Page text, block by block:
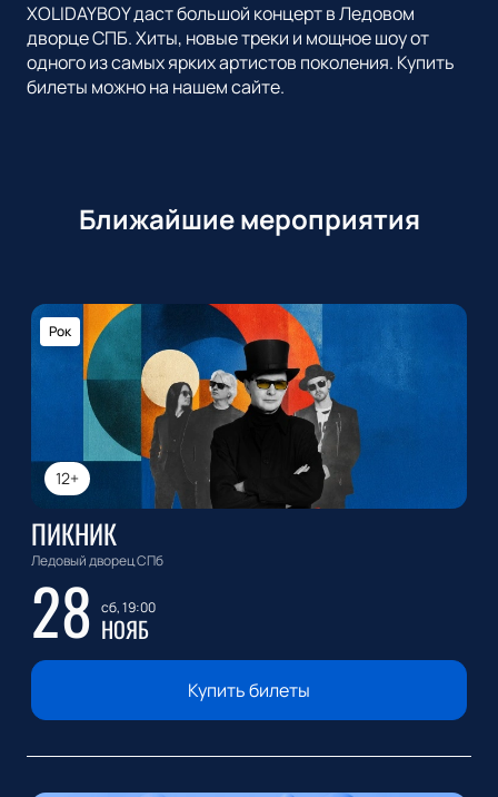
XOLIDAYBOY даст большой концерт в Ледовом
дворце СПБ. Хиты, новые треки и мощное шоу от
одного из самых ярких артистов поколения. Купить
билеты можно на нашем сайте.
Ближайшие мероприятия
12+
Рок
ПИКНИК
Ледовый дворец СПб
28 сб, 19:00
НОЯБ
Купить билеты